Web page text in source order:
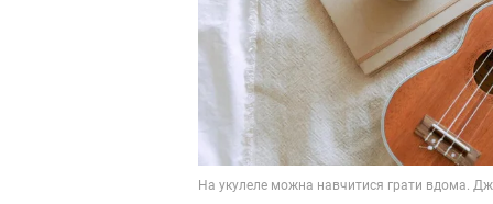
На укулеле можна навчитися грати вдома.